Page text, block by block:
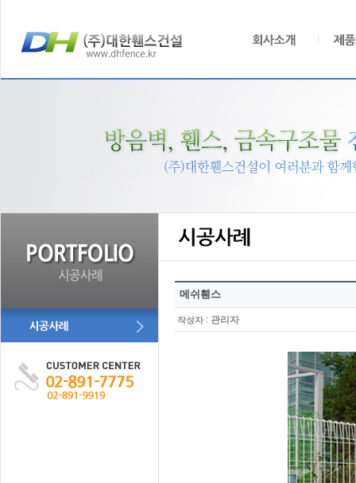
메쉬휀스
작성자 : 관리자